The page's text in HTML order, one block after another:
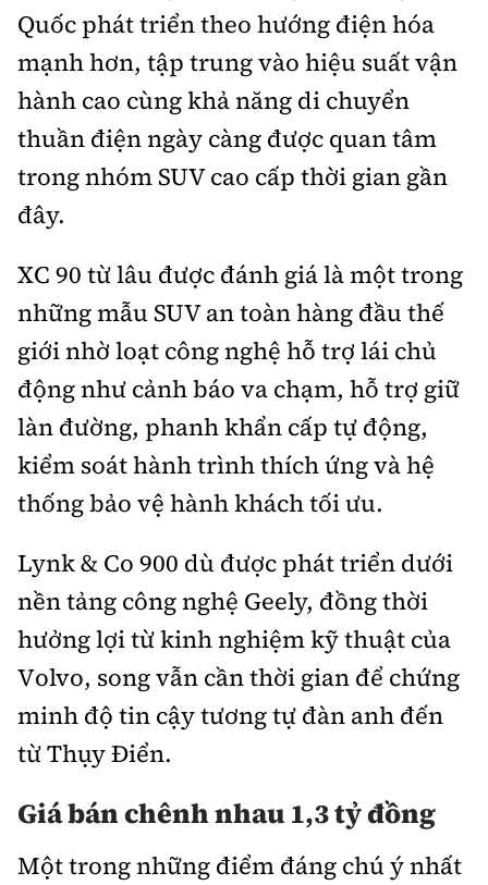
Quốc phát triển theo hướng điện hóa
mạnh hơn, tập trung vào hiệu suất vận
hành cao cùng khả năng di chuyển
thuần điện ngày càng được quan tâm
trong nhóm SUV cao cấp thời gian gần
đây.
XC 90 từ lâu được đánh giá là một trong
những mẫu SUV an toàn hàng đầu thế
giới nhờ loạt công nghệ hỗ trợ lái chủ
động như cảnh báo va chạm, hỗ trợ giữ
làn đường, phanh khẩn cấp tự động,
kiểm soát hành trình thích ứng và hệ
thống bảo vệ hành khách tối ưu.
Lynk & Co 900 dù được phát triển dưới
nền tảng công nghệ Geely, đồng thời
hưởng lợi từ kinh nghiệm kỹ thuật của
Volvo, song vẫn cần thời gian để chứng
minh độ tin cậy tương tự đàn anh đến
từ Thụy Điển.
Giá bán chênh nhau 1,3 tỷ đồng
Một trong những điểm đáng chú ý nhất